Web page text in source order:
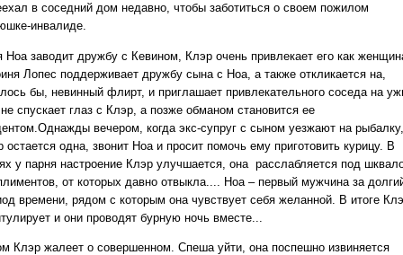
в соседний дом недавно, чтобы заботиться о своем пожилом
инвалиде.
Ноа заводит дружбу с Кевином, Клэр очень привлекает его как
Лопес поддерживает дружбу сына с Ноа, а также откликается на,
бы, невинный флирт, и приглашает привлекательного соседа на
спускает глаз с Клэр, а позже обманом становится ее
вечером, когда экс-супруг с сыном уезжают на
остается одна, звонит Ноа и просит помочь ему приготовить курицу. В
у парня настроение Клэр улучшается, она расслабляется под
от которых давно отвыкла.... Ноа – первый мужчина за
времени, рядом с которым она чувствует себя желанной. В итоге
и они проводят бурную ночь вместе...
Клэр жалеет о совершенном. Спеша уйти, она поспешно извиняется